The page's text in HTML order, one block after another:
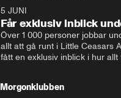
5 JUNI
Får exklusiv inblick
Över 1 000 personer jobbar
allt att gå runt i Little Ceasars
fått en exklusiv inblick i hur
Morgonklubben